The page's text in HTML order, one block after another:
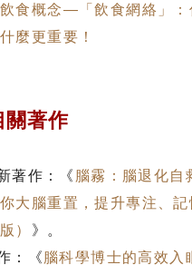
食概念—「飲食網絡」：
麼更重要！
關著作
著作： 《 腦霧：腦退化自
大腦重置，提升專注、
） 》。
： 《 腦科學博士的高效入